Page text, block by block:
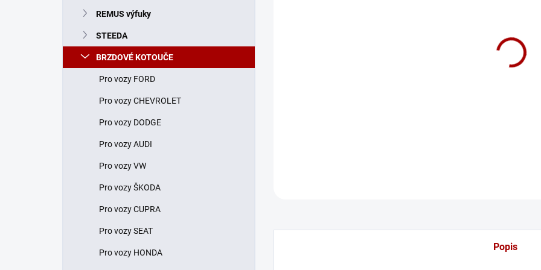
a
e
REMUS výfuky
STEEDA
BRZDOVÉ KOTOUČE
Pro vozy FORD
Pro vozy CHEVROLET
Pro vozy DODGE
Pro vozy AUDI
Pro vozy VW
Pro vozy ŠKODA
Pro vozy CUPRA
Pro vozy SEAT
Pro vozy HONDA Popis